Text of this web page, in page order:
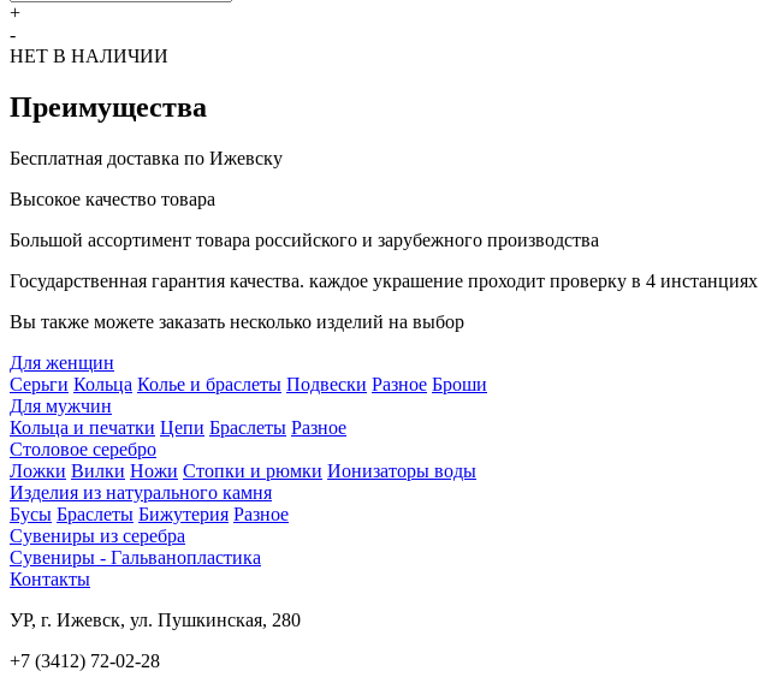
+
-
НЕТ В НАЛИЧИИ
Преимущества
Бесплатная доставка по Ижевску
Высокое качество товара
Большой ассортимент товара российского и зарубежного производства
Государственная гарантия качества. каждое украшение проходит проверку в 4 инстанциях
Вы также можете заказать несколько изделий на выбор
Для женщин
Серьги Кольца Колье и браслеты Подвески Разное Броши
Для мужчин
Кольца и печатки Цепи Браслеты Разное
Столовое серебро
Ложки Вилки Ножи Стопки и рюмки Ионизаторы воды
Изделия из натурального камня
Бусы Браслеты Бижутерия Разное
Сувениры из серебра
Сувениры - Гальванопластика
Контакты
УР, г. Ижевск, ул. Пушкинская, 280
+7 (3412) 72-02-28